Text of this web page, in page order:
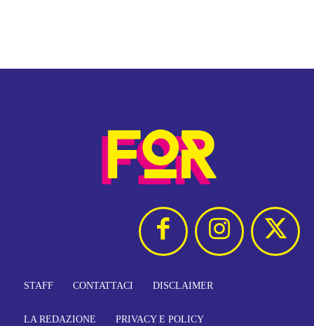
STAFF CONTATTACI DISCLAIMER
LA REDAZIONE PRIVACY E POLICY